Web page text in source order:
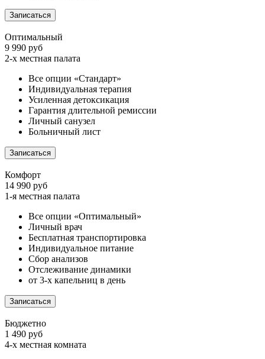
Записаться
Оптимальный
9 990 руб
2-х местная палата
Все опции «Стандарт»
Индивидуальная терапия
Усиленная детоксикация
Гарантия длительной ремиссии
Личный санузел
Больничный лист
Записаться
Комфорт
14 990 руб
1-я местная палата
Все опции «Оптимальный»
Личный врач
Бесплатная транспортировка
Индивидуальное питание
Сбор анализов
Отслеживание динамики
от 3-х капельниц в день
Записаться
Бюджетно
1 490 руб
4-х местная комната